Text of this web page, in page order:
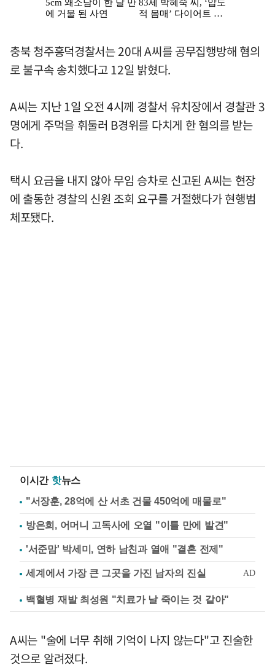
충북 청주흥덕경찰서는 20대 A씨를 공무집행방해 혐의
로 불구속 송치했다고 12일 밝혔다.
A씨는 지난 1일 오전 4시께 경찰서 유치장에서 경찰관 3
명에게 주먹을 휘둘러 B경위를 다치게 한 혐의를 받는
다.
택시 요금을 내지 않아 무임 승차로 신고된 A씨는 현장
에 출동한 경찰의 신원 조회 요구를 거절했다가 현행범
체포됐다.
이시간 핫뉴스
"서장훈, 28억에 산 서초 건물 450억에 매물로"
방은희, 어머니 고독사에 오열 "이틀 만에 발견"
'서준맘' 박세미, 연하 남친과 열애 "결혼 전제"
백혈병 재발 최성원 "치료가 날 죽이는 것 같아"
A씨는 "술에 너무 취해 기억이 나지 않는다"고 진술한
것으로 알려졌다.